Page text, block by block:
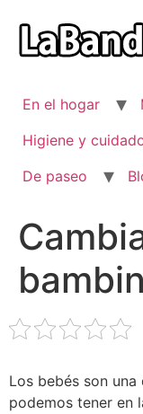
contenido
En el hogar
Higiene y
De paseo
Los bebés son
podemos tener en